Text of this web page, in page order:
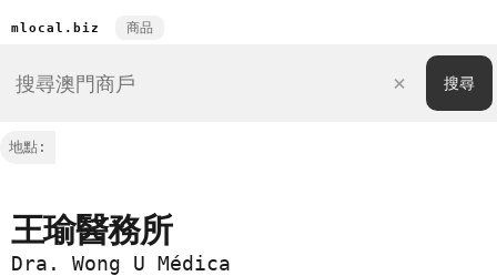
mlocal.biz 商品
地點:
王瑜醫務所
Dra. Wong U Médica